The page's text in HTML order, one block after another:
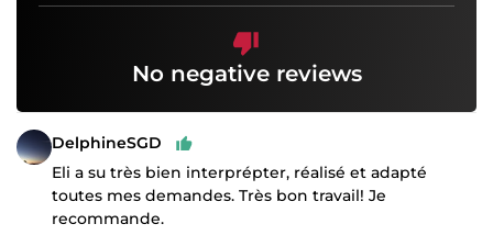
No negative reviews
DelphineSGD
Eli a su très bien interprépter, réalisé et adapté
toutes mes demandes. Très bon travail! Je
recommande.